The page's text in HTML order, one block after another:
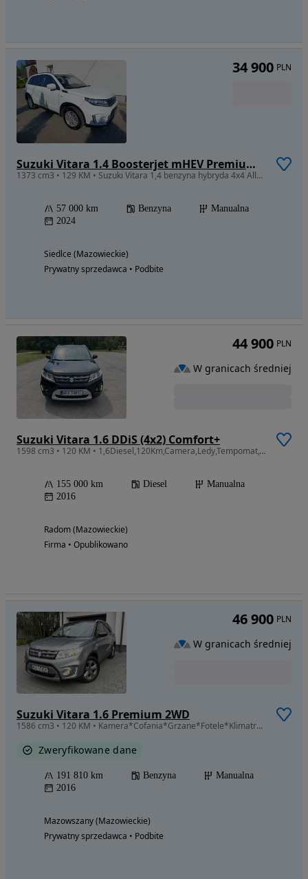
Suzuki Vitara 1.4 Boosterjet mHEV Premium Plus 4WD
1373 cm3 • 129 KM • Suzuki Vitara 1,4 benzyna hybryda 4x4 Allgrip 2024r FV Faktura VAT 23%
57 000 km Benzyna
Manualna
2024
Siedlce (Mazowieckie)
Prywatny sprzedawca • Podbite
34 900 PLN
Suzuki Vitara 1.6 DDiS (4x2) Comfort+
1598 cm3 • 120 KM • 1,6Diesel,120Km,Camera,Ledy,Tempomat,Oryginał,Mały Przebieg,Z Niemiec
155 000 km Diesel
Manualna
2016
Radom (Mazowieckie)
Firma • Opublikowano
44 900 PLN
W granicach średniej
Suzuki Vitara 1.6 Premium 2WD
1586 cm3 • 120 KM • Kamera*Cofania*Grzane*Fotele*Klimatronik*ASO*Zarejestrowana
Zweryfikowane dane
191 810 km Benzyna
Manualna
2016
Mazowszany (Mazowieckie)
Prywatny sprzedawca • Podbite
46 900 PLN
W granicach średniej